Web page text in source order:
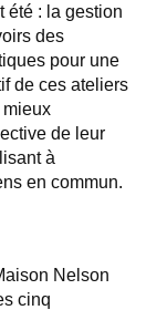
été : la gestion
des
pour une
de ces ateliers
mieux
de leur
à
en commun.
Nelson
cinq